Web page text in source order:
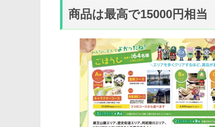
商品は最高で15000円相当